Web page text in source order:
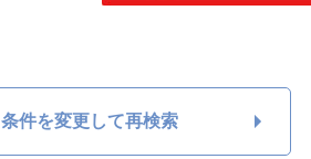
条件を変更して再検索